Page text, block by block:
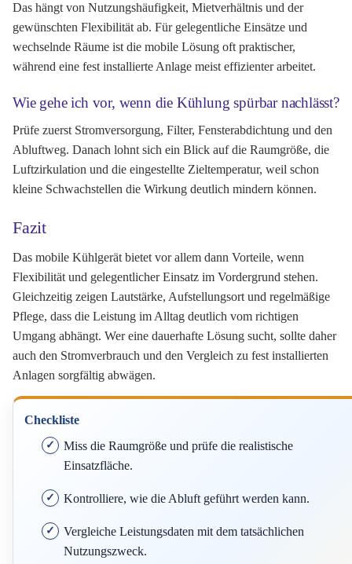
Das hängt von Nutzungshäufigkeit, Mietverhältnis und der
gewünschten Flexibilität ab. Für gelegentliche Einsätze und
wechselnde Räume ist die mobile Lösung oft praktischer,
während eine fest installierte Anlage meist effizienter arbeitet.
Wie gehe ich vor, wenn die Kühlung spürbar nachlässt?
Prüfe zuerst Stromversorgung, Filter, Fensterabdichtung und den
Abluftweg. Danach lohnt sich ein Blick auf die Raumgröße, die
Luftzirkulation und die eingestellte Zieltemperatur, weil schon
kleine Schwachstellen die Wirkung deutlich mindern können.
Fazit
Das mobile Kühlgerät bietet vor allem dann Vorteile, wenn
Flexibilität und gelegentlicher Einsatz im Vordergrund stehen.
Gleichzeitig zeigen Lautstärke, Aufstellungsort und regelmäßige
Pflege, dass die Leistung im Alltag deutlich vom richtigen
Umgang abhängt. Wer eine dauerhafte Lösung sucht, sollte daher
auch den Stromverbrauch und den Vergleich zu fest installierten
Anlagen sorgfältig abwägen.
Checkliste
Miss die Raumgröße und prüfe die realistische
Einsatzfläche.
Kontrolliere, wie die Abluft geführt werden kann.
Vergleiche Leistungsdaten mit dem tatsächlichen
Nutzungszweck.